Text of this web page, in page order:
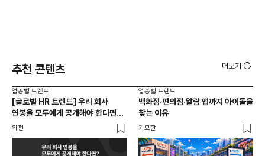
추천 콘텐츠 더보기
업종별 트렌드
[글로벌 HR 트렌드] 우리 회사
연봉을 모두에게 공개해야 한다면? |
급여 투명성 법, 해외 사례, 연봉
위펀
업종별 트렌드
백화점·편의점·알람 앱까지 아이돌을
찾는 이유
기묘한